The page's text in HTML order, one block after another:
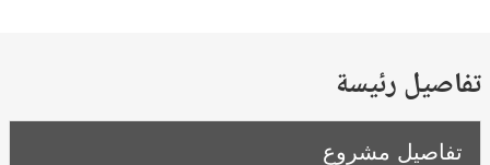
رئيسة
مشروع